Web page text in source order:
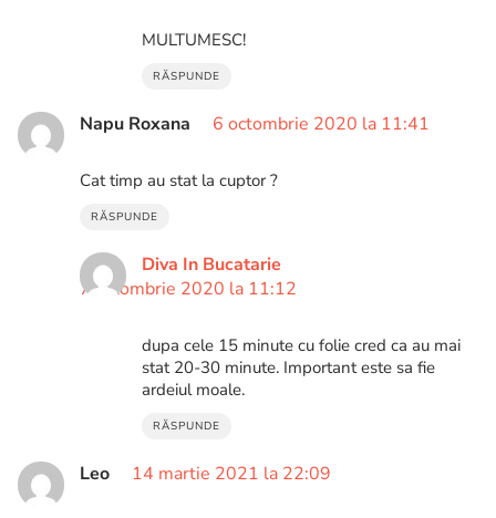
MULTUMESC!
RĂSPUNDE
Napu Roxana 6 octombrie 2020 la 11:41
Cat timp au stat la cuptor ?
RĂSPUNDE
Diva In Bucatarie
7 octombrie 2020 la 11:12
dupa cele 15 minute cu folie cred ca au mai
stat 20-30 minute. Important este sa fie
ardeiul moale.
RĂSPUNDE
Leo 14 martie 2021 la 22:09